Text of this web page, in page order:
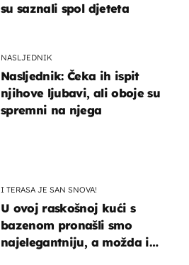
su saznali spol djeteta
NASLJEDNIK
Nasljednik: Čeka ih ispit
njihove ljubavi, ali oboje su
spremni na njega
I TERASA JE SAN SNOVA!
U ovoj raskošnoj kući s
bazenom pronašli smo
najelegantniju, a možda i